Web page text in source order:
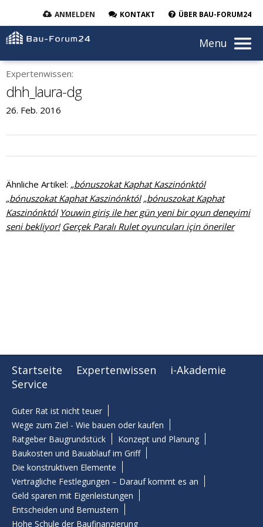
ANMELDEN KONTAKT ÜBER BAU-FORUM24
Menu
Expertenwissen:
dhh_laura-dg
26. Feb. 2016
Ähnliche Artikel: „bónuszokat Kaphat Kaszinónktól
„bónuszokat Kaphat Kaszinónktól „bónuszokat Kaphat
Kaszinónktól Youwin giriş ile her gün yeni bir oyun deneyimi
seni bekliyor! Gerçek Paralı Rulet oyuncuları için öneriler
Startseite Expertenwissen
i-Akademie
Service
Guter Rat ist nicht teuer
Wege zum Ziel - Wie bauen oder kaufen
Ratgeber Baugrundstück
Konzept und Planung
Baukosten und Bauablauf im Griff
Die konstruktiven Elemente
Vertragliche Festlegungen – Darauf kommt es an
Geld sparen mit Eigenleistungen
Entscheiden und Bemustern
Hohe Schule der Baufinanzierung